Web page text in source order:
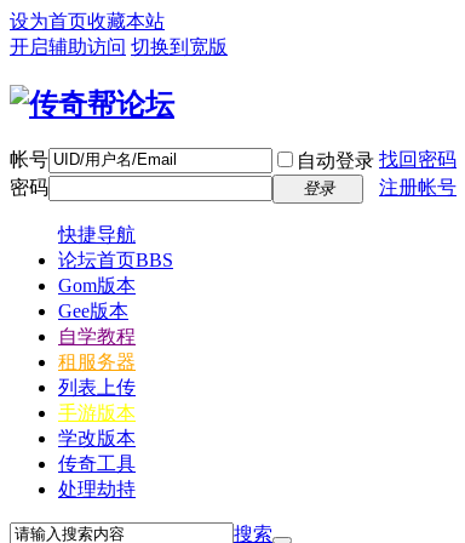
设为首页收藏本站
开启辅助访问 切换到宽版
帐号 自动登录 找回密码
密码
登录 注册帐号
快捷导航
论坛首页BBS
Gom版本
Gee版本
自学教程
租服务器
列表上传
手游版本
学改版本
传奇工具
处理劫持
搜索